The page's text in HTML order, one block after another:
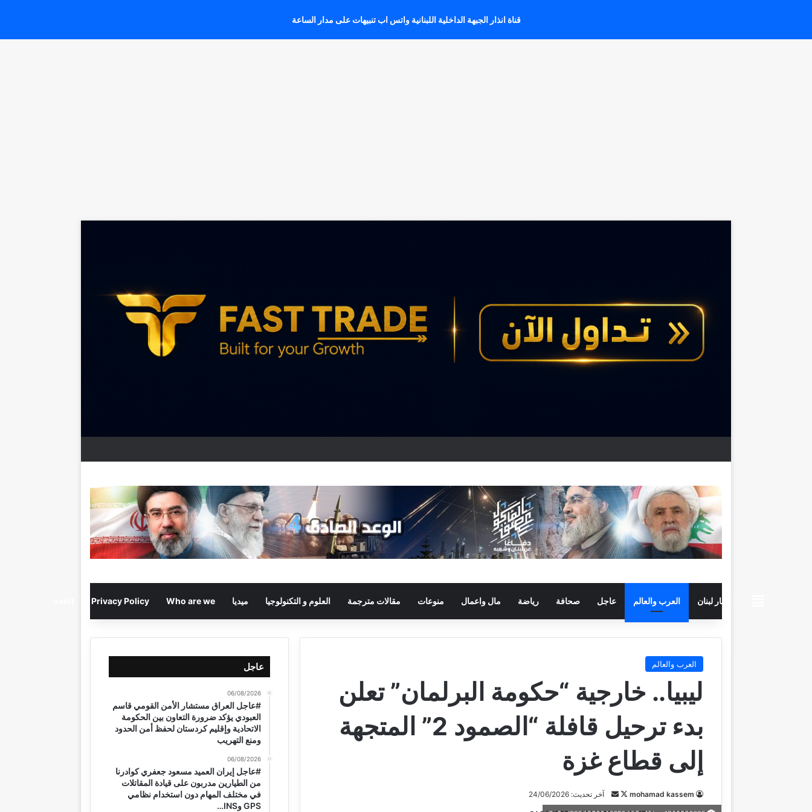
قناة انذار الجبهة الداخلية اللبنانية واتس اب تنبيهات على مدار الساعة
beiruttime
اخبار لبنان العرب والعالم عاجل صحافة رياضة مال واعمال منوعات مقالات مترجمة العلوم و التكنولوجيا ميديا Who are we
Privacy Policy
العرب والعالم
ليبيا.. خارجية “حكومة البرلمان” تعلن
بدء ترحيل قافلة “الصمود 2” المتجهة
إلى قطاع غزة
mohamad kassem
تابعأرسلآخر تحديث: 24/06/2026
عاجل
06/08/2026
#عاجل العراق مستشار الأمن القومي قاسم
العبودي يؤكد ضرورة التعاون بين الحكومة
الاتحادية وإقليم كردستان لحفظ أمن الحدود
ومنع التهريب
06/08/2026
#عاجل إيران العميد مسعود جعفري كوادرنا
من الطيارين مدربون على قيادة المقاتلات
في مختلف المهام دون استخدام نظامي
GPS وINS…